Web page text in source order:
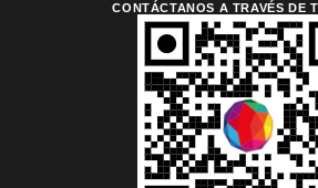
CONTÁCTANOS A TRAVÉS DE